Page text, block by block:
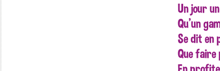
Un jour
Qu’un
Se dit en
Que faire